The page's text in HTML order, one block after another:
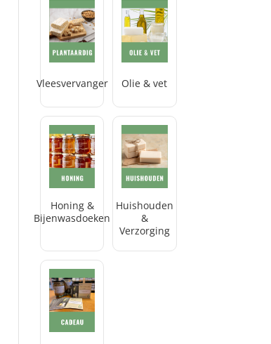
Vleesvervanger Olie & vet
Honing &
Bijenwasdoeken
Huishouden
&
Verzorging